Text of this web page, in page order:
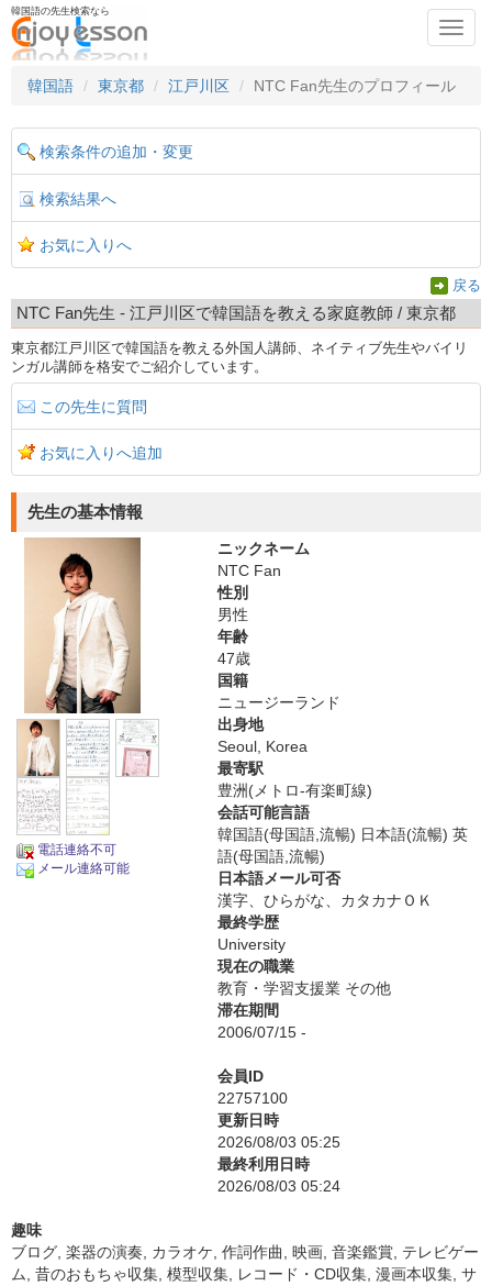
韓国語の先生検索なら
韓国語
東京都 江戸川区 NTC Fan先生のプロフィール
検索条件の追加・変更
検索結果へ
お気に入りへ
戻る
NTC Fan先生 - 江戸川区で韓国語を教える家庭教師 / 東京都
東京都江戸川区で韓国語を教える外国人講師、ネイティブ先生やバイリ
ンガル講師を格安でご紹介しています。
この先生に質問
お気に入りへ追加
先生の基本情報
電話連絡不可
メール連絡可能
ニックネーム
NTC Fan
性別
男性
年齢
47歳
国籍
ニュージーランド
出身地
Seoul, Korea
最寄駅
豊洲(メトロ-有楽町線)
会話可能言語
韓国語(母国語,流暢) 日本語(流暢) 英
語(母国語,流暢)
日本語メール可否
漢字、ひらがな、カタカナＯＫ
最終学歴
University
現在の職業
教育・学習支援業 その他
滞在期間
2006/07/15 -
会員ID
22757100
更新日時
2026/08/03 05:25
最終利用日時
2026/08/03 05:24
趣味
ブログ, 楽器の演奏, カラオケ, 作詞作曲, 映画, 音楽鑑賞, テレビゲー
ム, 昔のおもちゃ収集, 模型収集, レコード・CD収集, 漫画本収集, サ